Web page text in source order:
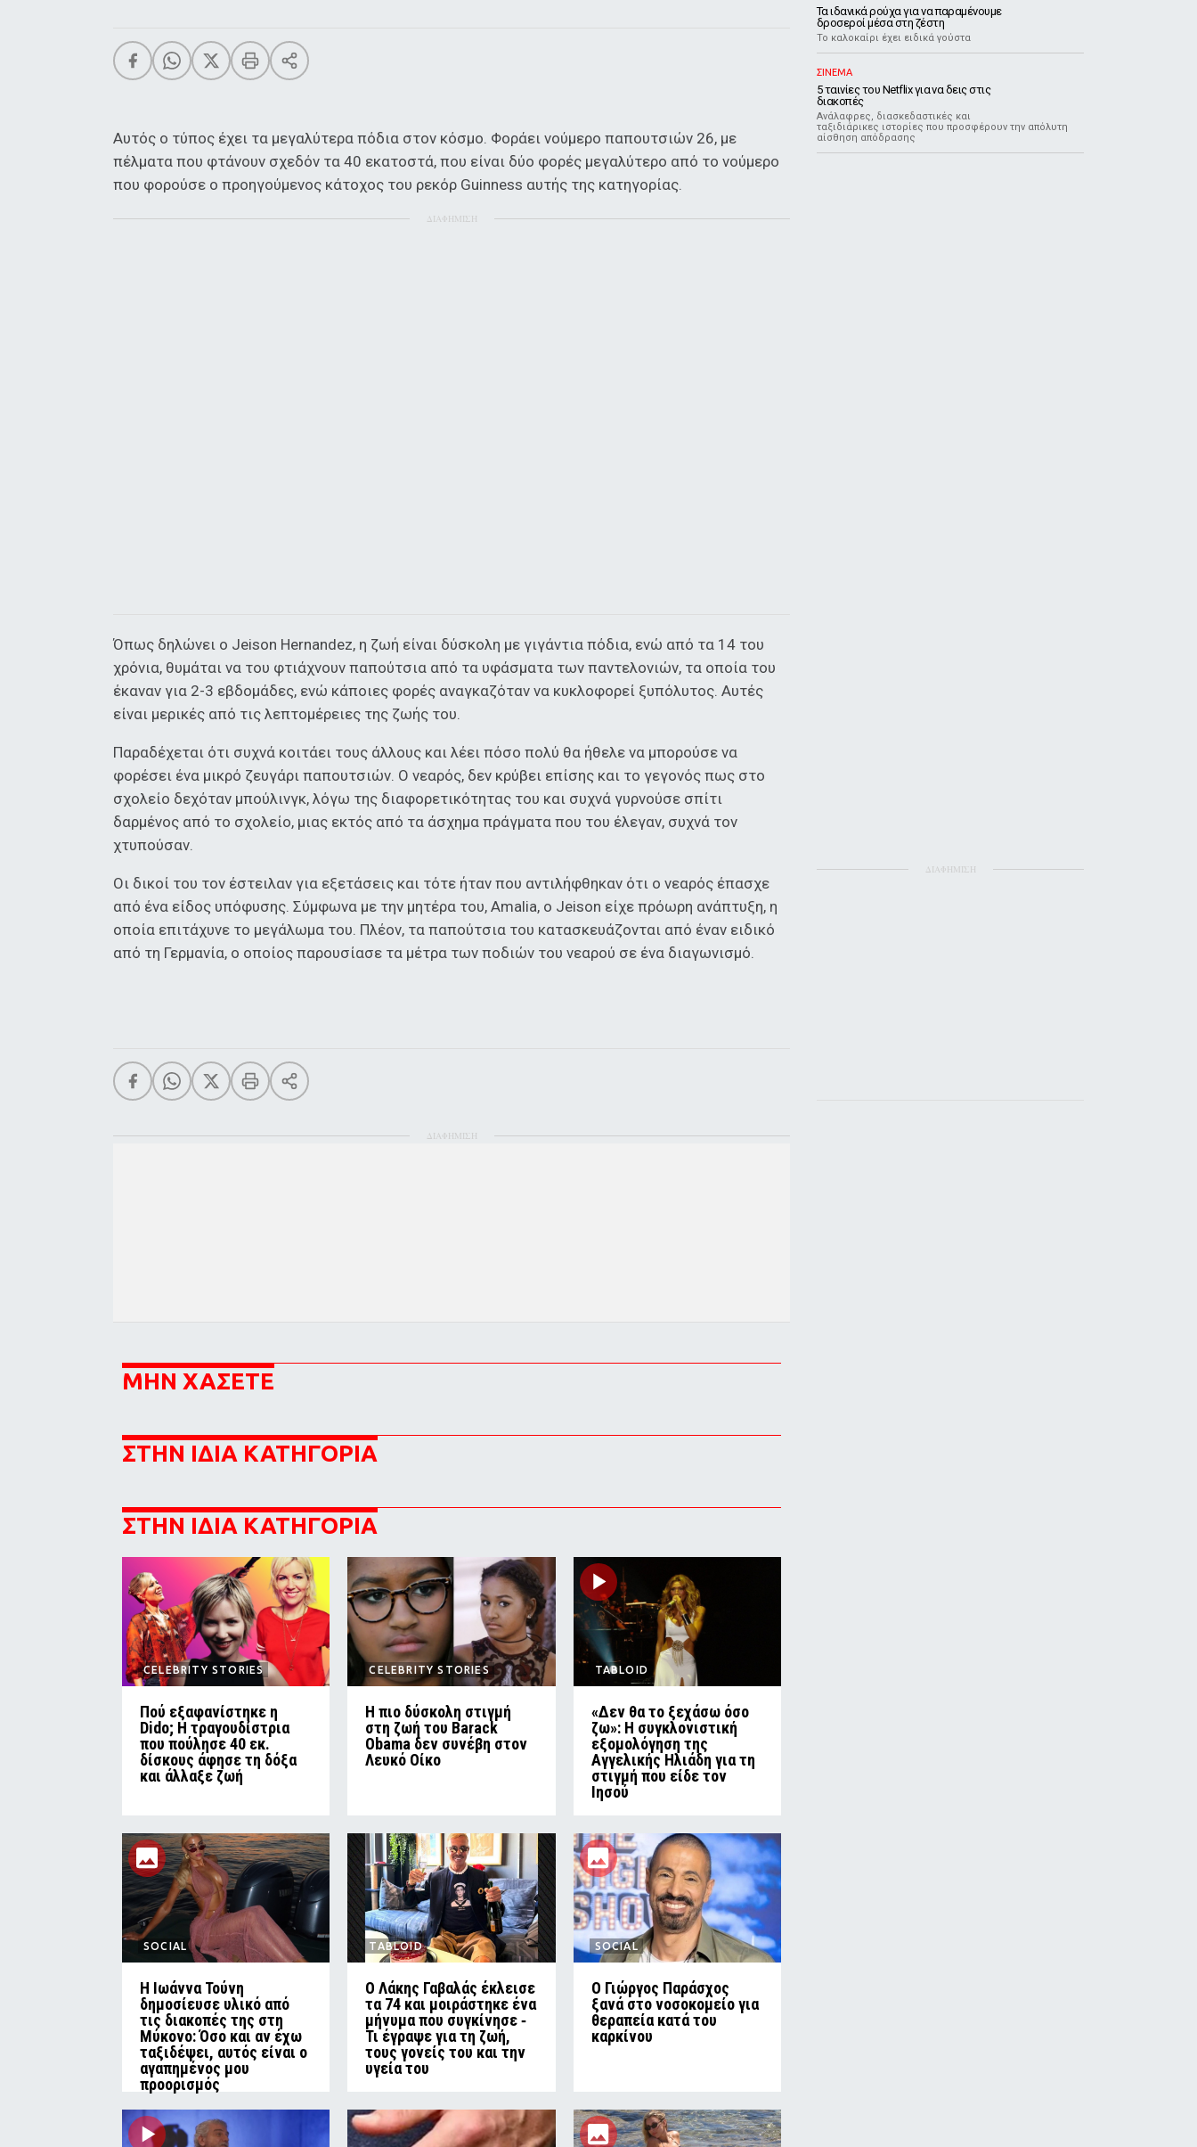
Αυτός ο τύπος έχει τα μεγαλύτερα πόδια στον κόσμο. Φοράει νούμερο παπουτσιών 26, με
πέλματα που φτάνουν σχεδόν τα 40 εκατοστά, που είναι δύο φορές μεγαλύτερο από το νούμερο
που φορούσε ο προηγούμενος κάτοχος του ρεκόρ Guinness αυτής της κατηγορίας.
ΔΙΑΦΗΜΙΣΗ
Όπως δηλώνει ο Jeison Hernandez, η ζωή είναι δύσκολη με γιγάντια πόδια, ενώ από τα 14 του
χρόνια, θυμάται να του φτιάχνουν παπούτσια από τα υφάσματα των παντελονιών, τα οποία του
έκαναν για 2-3 εβδομάδες, ενώ κάποιες φορές αναγκαζόταν να κυκλοφορεί ξυπόλυτος. Αυτές
είναι μερικές από τις λεπτομέρειες της ζωής του.
Παραδέχεται ότι συχνά κοιτάει τους άλλους και λέει πόσο πολύ θα ήθελε να μπορούσε να
φορέσει ένα μικρό ζευγάρι παπουτσιών. Ο νεαρός, δεν κρύβει επίσης και το γεγονός πως στο
σχολείο δεχόταν μπούλινγκ, λόγω της διαφορετικότητας του και συχνά γυρνούσε σπίτι
δαρμένος από το σχολείο, μιας εκτός από τα άσχημα πράγματα που του έλεγαν, συχνά τον
χτυπούσαν.
Οι δικοί του τον έστειλαν για εξετάσεις και τότε ήταν που αντιλήφθηκαν ότι ο νεαρός έπασχε
από ένα είδος υπόφυσης. Σύμφωνα με την μητέρα του, Amalia, ο Jeison είχε πρόωρη ανάπτυξη, η
οποία επιτάχυνε το μεγάλωμα του. Πλέον, τα παπούτσια του κατασκευάζονται από έναν ειδικό
από τη Γερμανία, ο οποίος παρουσίασε τα μέτρα των ποδιών του νεαρού σε ένα διαγωνισμό.
ΔΙΑΦΗΜΙΣΗ
ΜΗΝ ΧΑΣΕΤΕ
ΣΤΗΝ ΙΔΙΑ ΚΑΤΗΓΟΡΙΑ
ΣΤΗΝ ΙΔΙΑ ΚΑΤΗΓΟΡΙΑ
CELEBRITY STORIES
Πού εξαφανίστηκε η
Dido; Η τραγουδίστρια
που πούλησε 40 εκ.
δίσκους άφησε τη δόξα
και άλλαξε ζωή
CELEBRITY STORIES
Η πιο δύσκολη στιγμή
στη ζωή του Barack
Obama δεν συνέβη στον
Λευκό Οίκο
TABLOID
«Δεν θα το ξεχάσω όσο
ζω»: Η συγκλονιστική
εξομολόγηση της
Αγγελικής Ηλιάδη για τη
στιγμή που είδε τον
Ιησού
SOCIAL
Η Ιωάννα Τούνη
δημοσίευσε υλικό από
τις διακοπές της στη
Μύκονο: Όσο και αν έχω
ταξιδέψει, αυτός είναι ο
αγαπημένος μου
προορισμός
TABLOID
Ο Λάκης Γαβαλάς έκλεισε
τα 74 και μοιράστηκε ένα
μήνυμα που συγκίνησε ‑
Τι έγραψε για τη ζωή,
τους γονείς του και την
υγεία του
SOCIAL
O Γιώργος Παράσχος
ξανά στο νοσοκομείο για
θεραπεία κατά του
καρκίνου
Τα ιδανικά ρούχα για να παραμένουμε
δροσεροί μέσα στη ζέστη
To καλοκαίρι έχει ειδικά γούστα
ΣΙΝΕΜΑ
5 ταινίες του Netflix για να δεις στις
διακοπές
Aνάλαφρες, διασκεδαστικές και
ταξιδιάρικες ιστορίες που προσφέρουν την απόλυτη
αίσθηση απόδρασης
ΔΙΑΦΗΜΙΣΗ